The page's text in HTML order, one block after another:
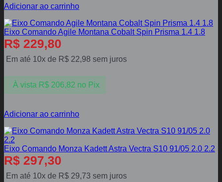
Adicionar ao carrinho
Eixo Comando Agile Montana Cobalt Spin Prisma 1.4 1.8
R$ 229,80
Em até 10x de R$ 22,98 sem juros
À vista R$206,82 no Pix
Adicionar ao carrinho
Eixo Comando Monza Kadett Astra Vectra S10 91/05 2.0 2.2
R$ 297,30
Em até 10x de R$ 29,73 sem juros